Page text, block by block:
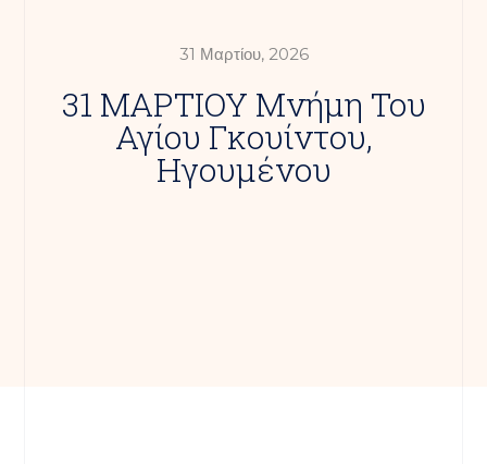
31 Μαρτίου, 2026
31 ΜΑΡΤΙΟΥ Μνήμη Του
Αγίου Γκουίντου,
Ηγουμένου